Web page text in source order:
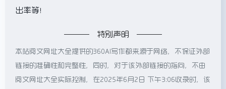
出率等！
特别声明
本站阅文网址大全提供的360AI写作都来源于网络，不保证外部
链接的准确性和完整性，同时，对于该外部链接的指向，不由
阅文网址大全实际控制，在2025年6月2日 下午3:06收录时，该